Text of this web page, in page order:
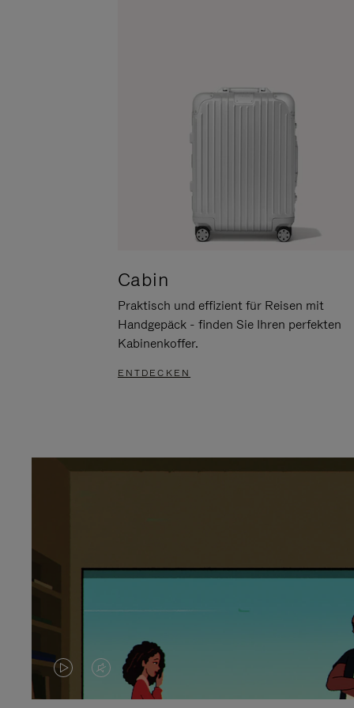
Cabin
Praktisch und effizient für Reisen mit
Handgepäck - finden Sie Ihren perfekten
Kabinenkoffer.
ENTDECKEN
DASVIDEO